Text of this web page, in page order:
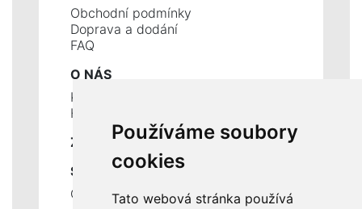
Používáme soubory
cookies
Tato webová stránka používá
Obchodní podmínky
Doprava a dodání
FAQ
O NÁS
Kontakty
Historie a současnost
ZÁKLADNÍ ÚDAJE
SLUŽBY
Ceník servisních prací